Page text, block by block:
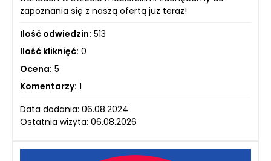
zapoznania się z naszą ofertą już teraz!
Ilość odwiedzin: 513
Ilość kliknięć: 0
Ocena: 5
Komentarzy: 1
Data dodania: 06.08.2024
Ostatnia wizyta: 06.08.2026